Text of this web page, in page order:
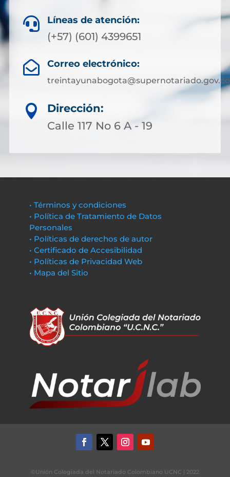
 Líneas de atención:
(+57) (601) 4399651
 Correo electrónico:
treintayunabogota@supernotariado.gov.co

Dirección:
Calle 117 No 6 A - 19
• Términos y condiciones
• Política de Tratamiento de Datos
Personales
• Políticas de derechos de autor
• Certificado de Accesibilidad
• Políticas de Privacidad Web
• Mapa del Sitio
©Unión Colegiada del Notariado Colombiano UCNC | 2022